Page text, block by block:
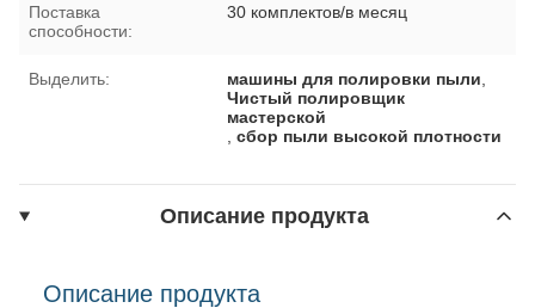
Поставка
способности:
30 комплектов/в месяц
Выделить: машины для полировки пыли
Чистый полировщик
мастерской
,сбор пыли высокой плотности
Описание продукта
Описание продукта